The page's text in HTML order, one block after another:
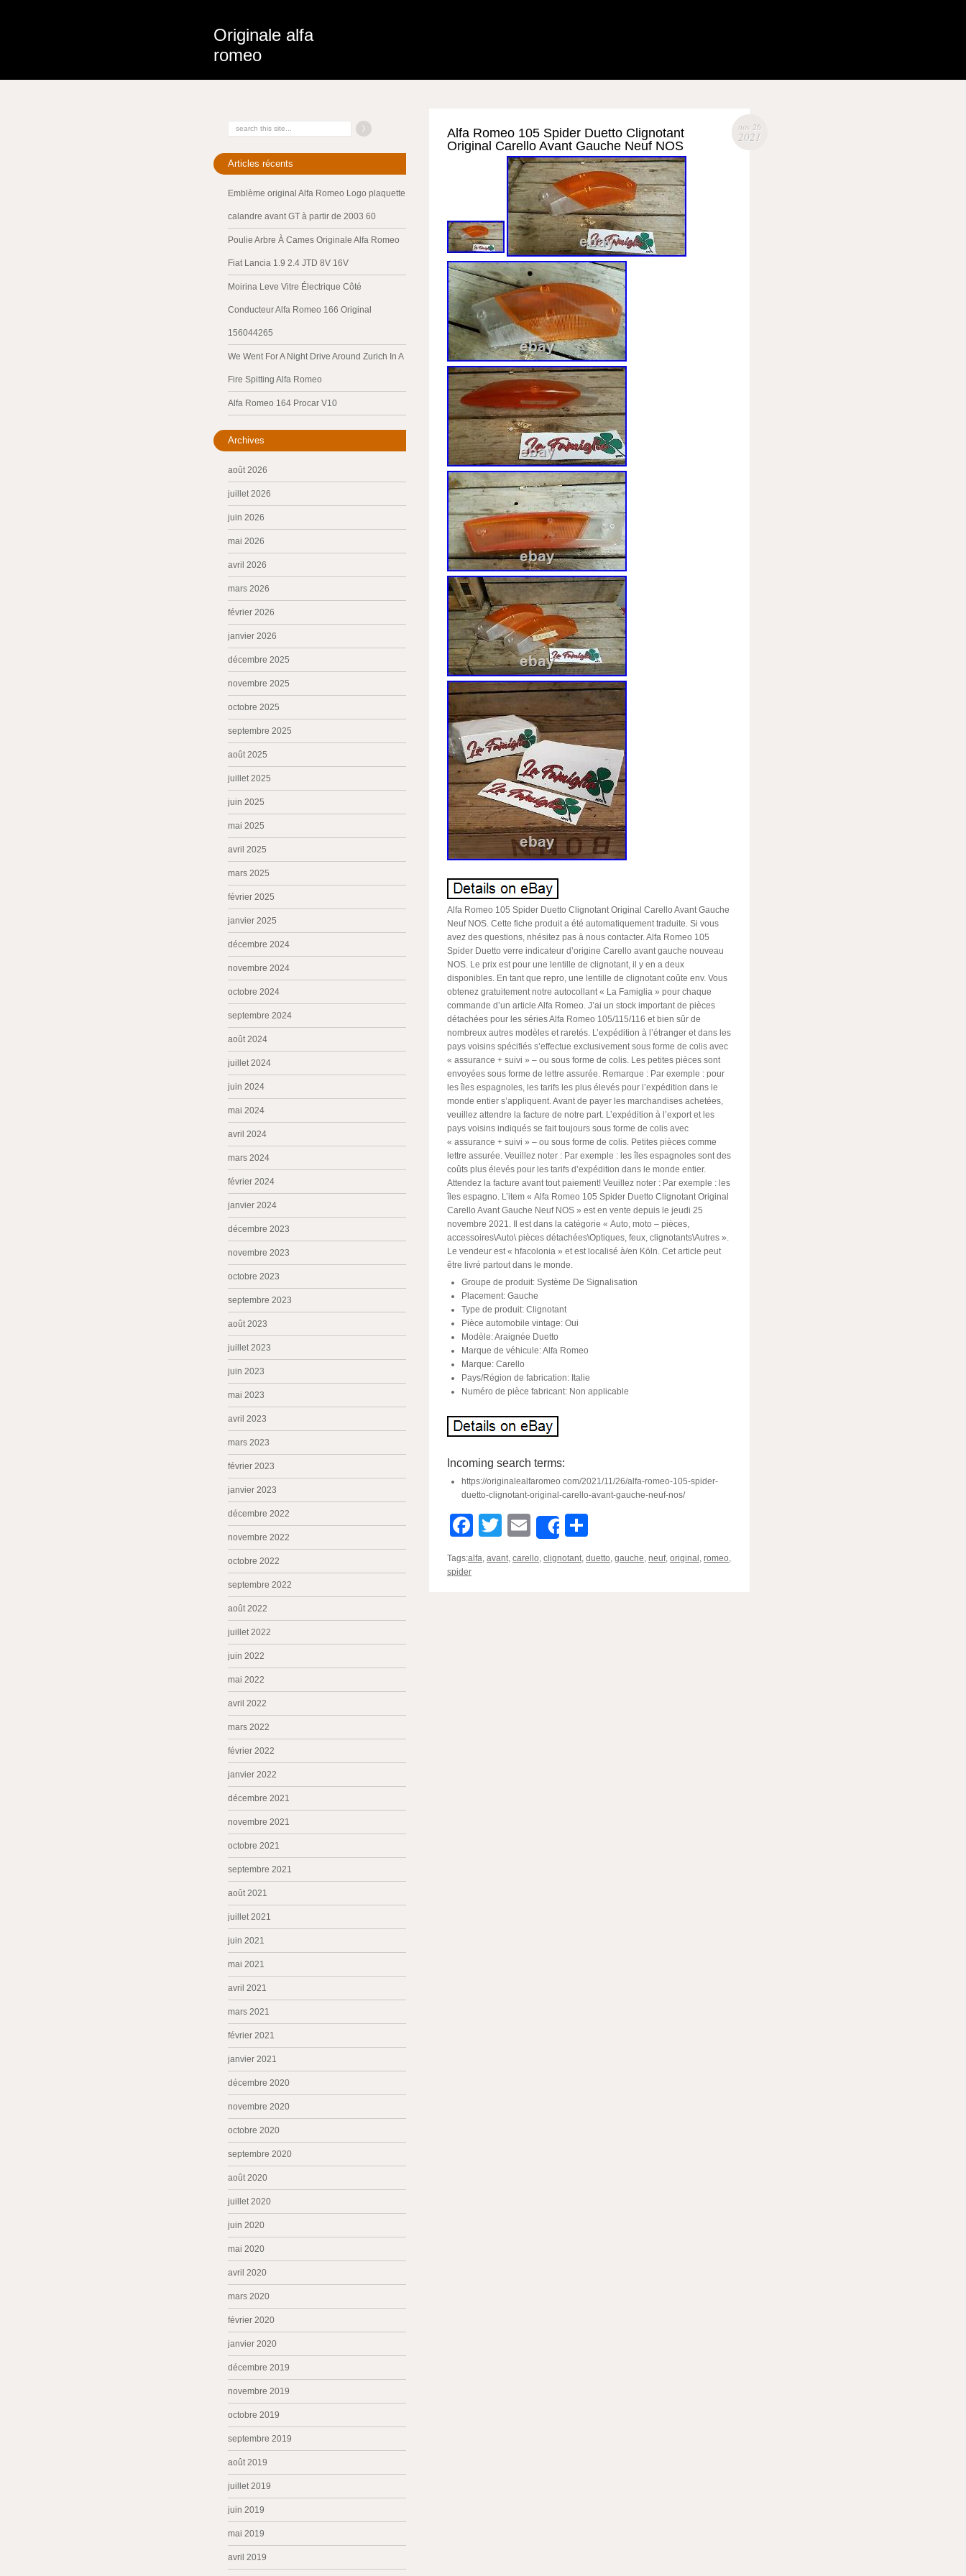
Originale alfa
romeo
nov 26
2021
Alfa Romeo 105 Spider Duetto Clignotant
Original Carello Avant Gauche Neuf NOS
Alfa Romeo 105 Spider Duetto Clignotant Original Carello Avant Gauche
Neuf NOS. Cette fiche produit a été automatiquement traduite. Si vous
avez des questions, nhésitez pas à nous contacter. Alfa Romeo 105
Spider Duetto verre indicateur d’origine Carello avant gauche nouveau
NOS. Le prix est pour une lentille de clignotant, il y en a deux
disponibles. En tant que repro, une lentille de clignotant coûte env. Vous
obtenez gratuitement notre autocollant « La Famiglia » pour chaque
commande d’un article Alfa Romeo. J’ai un stock important de pièces
détachées pour les séries Alfa Romeo 105/115/116 et bien sûr de
nombreux autres modèles et raretés. L’expédition à l’étranger et dans les
pays voisins spécifiés s’effectue exclusivement sous forme de colis avec
« assurance + suivi » – ou sous forme de colis. Les petites pièces sont
envoyées sous forme de lettre assurée. Remarque : Par exemple : pour
les îles espagnoles, les tarifs les plus élevés pour l’expédition dans le
monde entier s’appliquent. Avant de payer les marchandises achetées,
veuillez attendre la facture de notre part. L’expédition à l’export et les
pays voisins indiqués se fait toujours sous forme de colis avec
« assurance + suivi » – ou sous forme de colis. Petites pièces comme
lettre assurée. Veuillez noter : Par exemple : les îles espagnoles sont des
coûts plus élevés pour les tarifs d’expédition dans le monde entier.
Attendez la facture avant tout paiement! Veuillez noter : Par exemple : les
îles espagno. L’item « Alfa Romeo 105 Spider Duetto Clignotant Original
Carello Avant Gauche Neuf NOS » est en vente depuis le jeudi 25
novembre 2021. Il est dans la catégorie « Auto, moto – pièces,
accessoires\Auto\ pièces détachées\Optiques, feux, clignotants\Autres ».
Le vendeur est « hfacolonia » et est localisé à/en Köln. Cet article peut
être livré partout dans le monde.
Groupe de produit: Système De Signalisation
Placement: Gauche
Type de produit: Clignotant
Pièce automobile vintage: Oui
Modèle: Araignée Duetto
Marque de véhicule: Alfa Romeo
Marque: Carello
Pays/Région de fabrication: Italie
Numéro de pièce fabricant: Non applicable
Incoming search terms:
https://originalealfaromeo com/2021/11/26/alfa-romeo-105-spider-
duetto-clignotant-original-carello-avant-gauche-neuf-nos/
Facebook
TwitterEmailShare
Tags:alfa, avant, carello, clignotant, duetto, gauche, neuf, original , romeo,
spider
Articles récents
Emblème original Alfa Romeo Logo plaquette
calandre avant GT à partir de 2003 60
Poulie Arbre À Cames Originale Alfa Romeo
Fiat Lancia 1.9 2.4 JTD 8V 16V
Moirina Leve Vitre Électrique Côté
Conducteur Alfa Romeo 166 Original
156044265
We Went For A Night Drive Around Zurich In A
Fire Spitting Alfa Romeo
Alfa Romeo 164 Procar V10
Archives
août 2026
juillet 2026
juin 2026
mai 2026
avril 2026
mars 2026
février 2026
janvier 2026
décembre 2025
novembre 2025
octobre 2025
septembre 2025
août 2025
juillet 2025
juin 2025
mai 2025
avril 2025
mars 2025
février 2025
janvier 2025
décembre 2024
novembre 2024
octobre 2024
septembre 2024
août 2024
juillet 2024
juin 2024
mai 2024
avril 2024
mars 2024
février 2024
janvier 2024
décembre 2023
novembre 2023
octobre 2023
septembre 2023
août 2023
juillet 2023
juin 2023
mai 2023
avril 2023
mars 2023
février 2023
janvier 2023
décembre 2022
novembre 2022
octobre 2022
septembre 2022
août 2022
juillet 2022
juin 2022
mai 2022
avril 2022
mars 2022
février 2022
janvier 2022
décembre 2021
novembre 2021
octobre 2021
septembre 2021
août 2021
juillet 2021
juin 2021
mai 2021
avril 2021
mars 2021
février 2021
janvier 2021
décembre 2020
novembre 2020
octobre 2020
septembre 2020
août 2020
juillet 2020
juin 2020
mai 2020
avril 2020
mars 2020
février 2020
janvier 2020
décembre 2019
novembre 2019
octobre 2019
septembre 2019
août 2019
juillet 2019
juin 2019
mai 2019
avril 2019